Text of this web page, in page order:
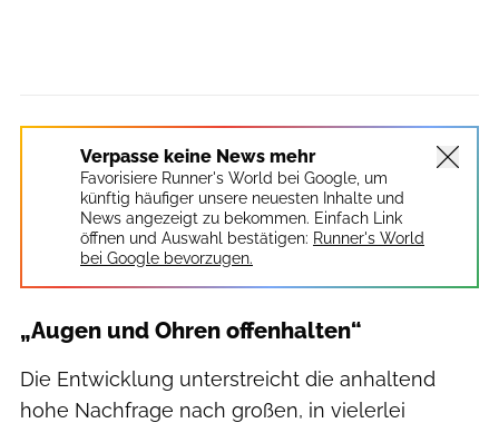
Verpasse keine News mehr
Favorisiere Runner's World bei Google, um
künftig häufiger unsere neuesten Inhalte und
News angezeigt zu bekommen. Einfach Link
öffnen und Auswahl bestätigen: Runner's World
bei Google bevorzugen.
„Augen und Ohren offenhalten“
Die Entwicklung unterstreicht die anhaltend
hohe Nachfrage nach großen, in vielerlei